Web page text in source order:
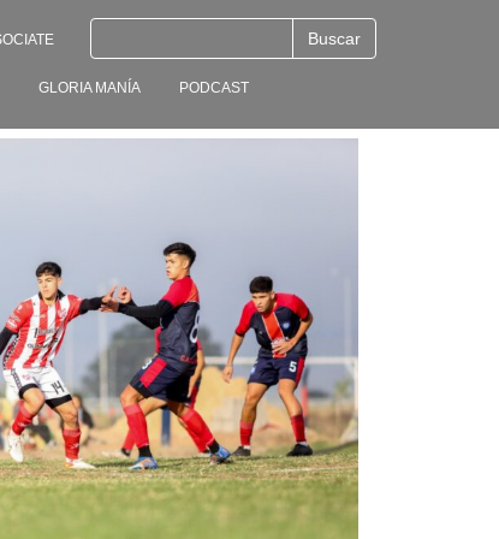
GLORIA MANÍA PODCAST